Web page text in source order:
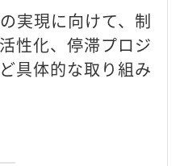
実現に向けて、制
性化、停滞プロジ
具体的な取り組み